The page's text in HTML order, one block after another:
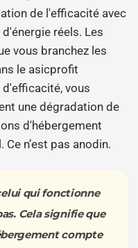
de l'efficacité avec
réels. Les
vous branchez les
le asicprofit
vous
une dégradation de
d'hébergement
n’est pas anodin.
qui fonctionne
Cela signifie que
compte